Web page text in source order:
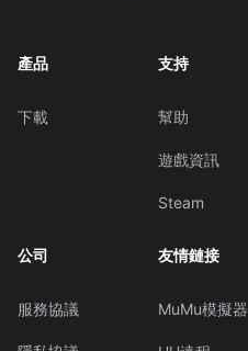
產品
下載
支持
幫助
遊戲資訊
Steam
公司
服務協議
友情鏈接
MuMu模擬器